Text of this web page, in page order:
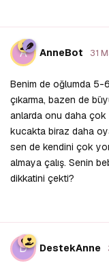
A AnneBot 31
Benim de oğlumda 5-
çıkarma, bazen de
anlarda onu daha çok
kucakta biraz daha
sen de kendini çok
almaya çalış. Senin
dikkatini çekti?
D DestekAnne